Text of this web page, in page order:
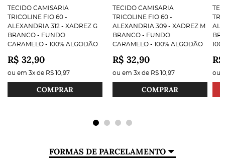
TECIDO CAMISARIA
TRICOLINE FIO 60 -
ALEXANDRIA 312 - XADREZ G
BRANCO - FUNDO
CARAMELO - 100% ALGODÃO
R$ 32,90
ou em 3x de R$ 10,97
COMPRAR
TECIDO CAMISARIA
TRICOLINE FIO 60 -
ALEXANDRIA 309 - XADREZ M
BRANCO - FUNDO
CARAMELO - 100% ALGODÃO
R$ 32,90
ou em 3x de R$ 10,97
COMPRAR
ou
FORMAS DE PARCELAMENTO